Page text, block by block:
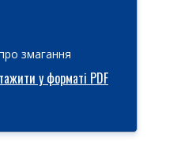
змагання
у форматі PDF